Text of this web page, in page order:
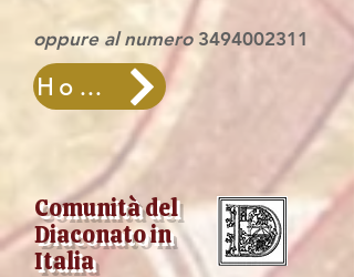
oppure al numero 3494002311
Home
Comunità del
Diaconato in
Italia